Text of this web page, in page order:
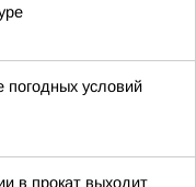
условий
в прокат выходит